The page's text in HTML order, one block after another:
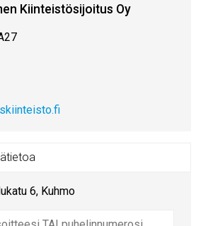
Kiinteistösijoitus Oy
6, Kuhmo